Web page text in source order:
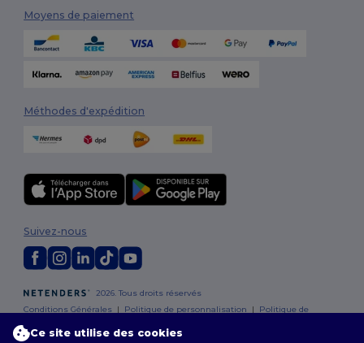
Moyens de paiement
Méthodes d'expédition
2026. Tous droits réservés
Conditions Générales | Politique de personnalisation | Politique de
Suivez-nous
Ce site utilise des cookies